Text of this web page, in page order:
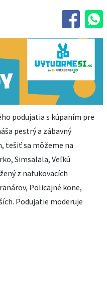
podujatia s kúpaním pre
pestrý a zábavný
tešiť sa môžeme na
Simsalala, Veľkú
z nafukovacích
Policajné kone,
Podujatie moderuje